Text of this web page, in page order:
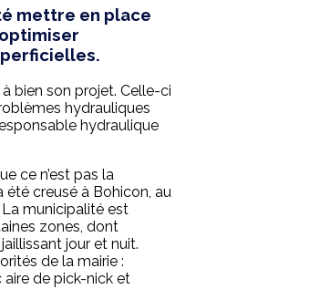
mettre en place
bien son projet. Celle-ci
hydrauliques
hydraulique
ce n’est pas la
été creusé à Bohicon, au
municipalité est
zones, dont
jour et nuit.
de la mairie :
aire de pick-nick et